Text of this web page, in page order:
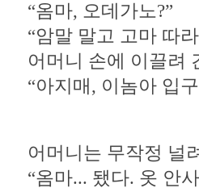
“옴마, 오데가노?”
“암말 말고 고마 따
어머니 손에 이끌려
“아지매, 이놈아 입
어머니는 무작정 널
“옴마... 됐다. 옷 안